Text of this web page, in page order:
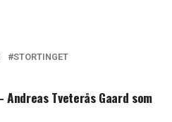
STORTINGET
Tveterås Gaard som